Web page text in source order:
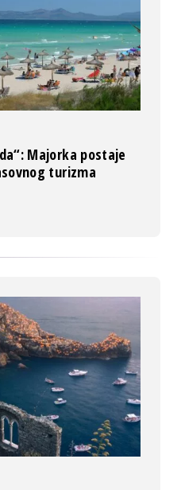
Majorka postaje
turizma